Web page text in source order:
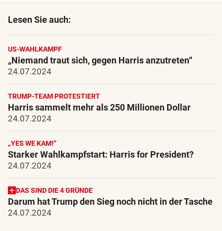
Lesen Sie auch:
US-WAHLKAMPF
„Niemand traut sich, gegen Harris anzutreten“
24.07.2024
TRUMP-TEAM PROTESTIERT
Harris sammelt mehr als 250 Millionen Dollar
24.07.2024
„YES WE KAM!“
Starker Wahlkampfstart: Harris for President?
24.07.2024
DAS SIND DIE 4 GRÜNDE
Darum hat Trump den Sieg noch nicht in der Tasche
24.07.2024